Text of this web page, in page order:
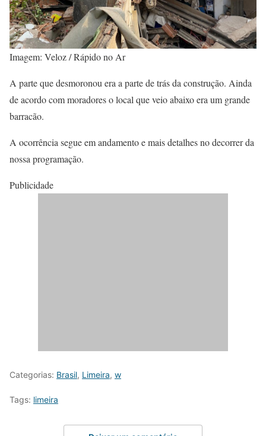
Imagem: Veloz / Rápido no Ar
A parte que desmoronou era a parte de trás da construção. Ainda
de acordo com moradores o local que veio abaixo era um grande
barracão.
A ocorrência segue em andamento e mais detalhes no decorrer da
nossa programação.
Publicidade
Categorias: Brasil, Limeira, w
Tags: limeira